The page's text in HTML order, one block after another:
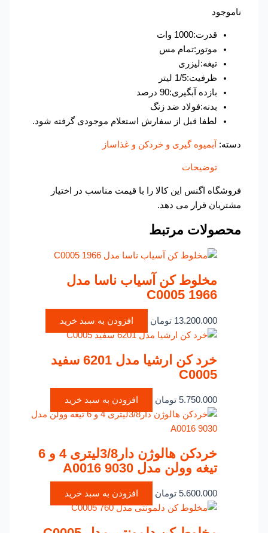
ناموجود
قدرت:1000 وات
موتور:تمام مس
تیغه:لیزری
ظرفیت:1/5 لیتر
بازده آبگیری:90 درصد
بدنه:فولاد ضد زنگ
لطفا قبل از سفارش استعلام موجودی گرفته شود.
آبمیوه گیری و خردکن و غذاساز
توضیحات
فروشگاه اگنس این کالا را با قیمت مناسب در اختیار
مشتریان قرار می دهد.
محصولات مرتبط
مخلوط کن آسیاب ناسا مدل
C0005 1966
13.200.000 تومان افزودن به سبد خرید
خرد کن ارشیا مدل 6201 سفید
C0005
5.750.000 تومان افزودن به سبد خرید
خردکن هالوژن دار3/8لیتری 4 و 6
تیغه وولن مدل A0016 9030
5.600.000 تومان افزودن به سبد خرید